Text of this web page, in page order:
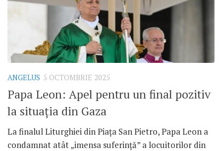
ANGELUS 5 OCTOMBRIE 2025
Papa Leon: Apel pentru un final pozitiv
la situația din Gaza
La finalul Liturghiei din Piața San Pietro, Papa Leon a
condamnat atât „imensa suferință” a locuitorilor din